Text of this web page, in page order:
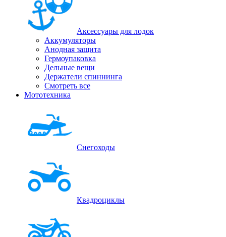
Аксессуары для лодок
Аккумуляторы
Анодная защита
Гермоупаковка
Дельные вещи
Держатели спиннинга
Смотреть все
Мототехника
Снегоходы
Квадроциклы